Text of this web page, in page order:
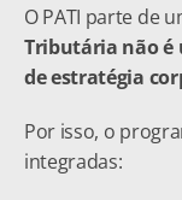
O PATI parte de
Tributária não é
de estratégia
Por isso, o
integradas: